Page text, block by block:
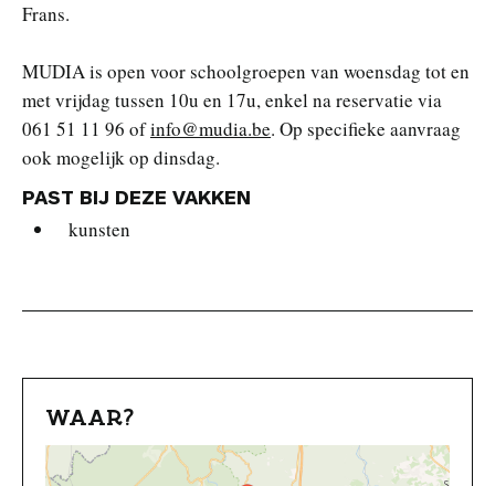
Frans.
MUDIA is open voor schoolgroepen van woensdag tot en
met vrijdag tussen 10u en 17u, enkel na reservatie via
061 51 11 96 ofinfo@mudia.be. Op specifieke aanvraag
ook mogelijk op dinsdag.
PAST BIJ DEZE VAKKEN
kunsten
WAAR?